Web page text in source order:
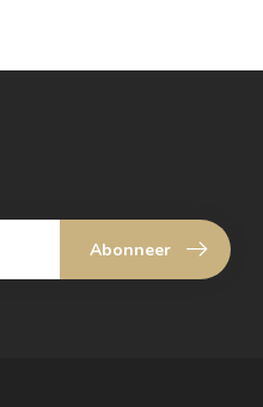
Abonneer